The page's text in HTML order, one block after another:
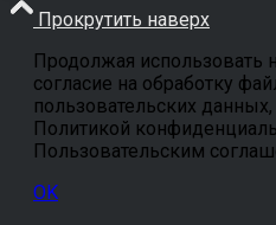
Прокрутить наверх
Продолжая использовать
согласие на обработку
пользовательских
Политикой
Пользовательским
OK